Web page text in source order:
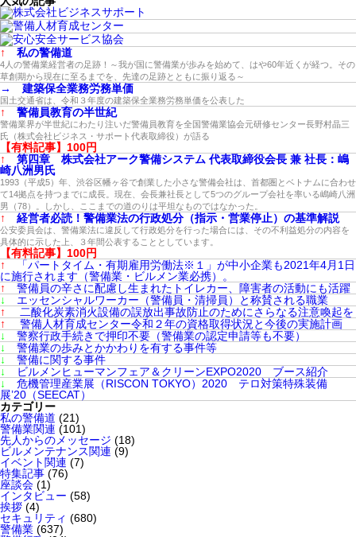
↑ 私の警備道
4人の警備業経営者の足跡！～我が国に警備業が歩みを始めて、はや60年近くが経つ。その
草創期から現在に至るまでを、先達の足跡とともに振り返る～
→ 建築保全業務労務単価
国土交通省は、令和３年度の建築保全業務労務単価を公表した
↑ 警備員教育の半世紀
警備業界が半世紀にわたり注いだ警備員教育を全国警備業協会元研修センター長野村晶三
氏（株式会社ビジネス・サポート代表取締役）が語る
【有料記事】100円
↑
第四章 株式会社アーク警備システム 代表取締役会長 兼 社長：嶋
崎八洲男氏
1993（平成5）年、渋谷区幡ヶ谷で創業した小さな警備会社は、首都圏とベトナムに合わせ
て14拠点を持つまでに成長。現在、会長兼社長として5つのグループ会社を率いる嶋崎八洲
男（78）。しかし、ここまでの道のりは平坦なものではなかった。
↑ 経営者必読！警備業法の行政処分（指示・営業停止）の基準解説
公安委員会は、警備業法に違反して行政処分を行った場合には、その不利益処分の内容を
具体的に示した上、３年間公表することとしています。
【有料記事】100円
↑
「パートタイム・有期雇用労働法※１」が中小企業も2021年4月1日
に施行されます（警備業・ビルメン業必携）。
↑
警備員の辛さに配慮し生まれたトイレカー、障害者の活動にも活躍
↓
エッセンシャルワーカー（警備員・清掃員）と称賛される職業
↑
二酸化炭素消火設備の誤放出事故防止のためにさらなる注意喚起を
↑
警備人材育成センター令和２年の資格取得状況と今後の実施計画
↓
警察行政手続きで押印不要（警備業の認定申請等も不要）
↓
警備業の歩みとかかわりを有する事件等
↓
警備に関する事件
↓
ビルメンヒューマンフェア＆クリーンEXPO2020 ブース紹介
↓
危機管理産業展（RISCON TOKYO）2020 テロ対策特殊装備
展’20（SEECAT）
カテゴリー
私の警備道 (21)
警備業関連 (101)
先人からのメッセージ (18)
ビルメンテナンス関連 (9)
イベント関連 (7)
特集記事 (76)
座談会 (1)
インタビュー (58)
挨拶 (4)
セキュリティ (680)
警備業 (637)